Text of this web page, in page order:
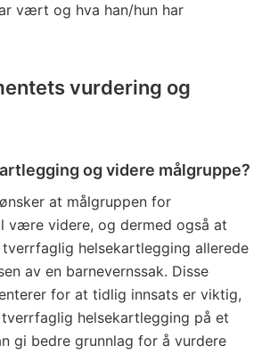
vært og hva han/hun har
vurdering og
og videre målgruppe?
at målgruppen for
være videre, og dermed også at
helsekartlegging allerede
av en barnevernssak. Disse
for at tidlig innsats er viktig,
helsekartlegging på et
gi bedre grunnlag for å vurdere